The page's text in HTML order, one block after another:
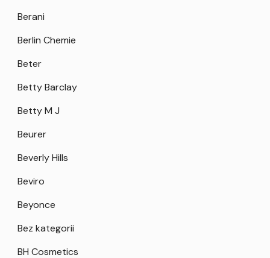
Berani
Berlin Chemie
Beter
Betty Barclay
Betty M J
Beurer
Beverly Hills
Beviro
Beyonce
Bez kategorii
BH Cosmetics